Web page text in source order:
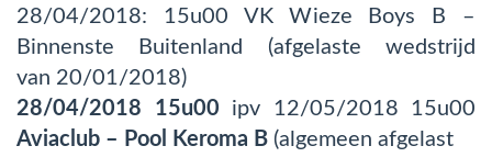
28/04/2018: 15u00 VK Wieze Boys B –
Binnenste Buitenland (afgelaste wedstrijd
van 20/01/2018)
28/04/2018 15u00 ipv 12/05/2018 15u00
Aviaclub – Pool Keroma B (algemeen afgelast